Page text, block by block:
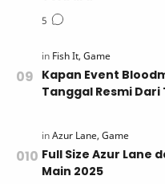
Kapan Event
Tanggal Resmi Dari
Full Size Azur Lane
Main 2025